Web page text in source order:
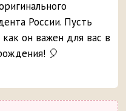
России. Пусть
он важен для вас в
🎈